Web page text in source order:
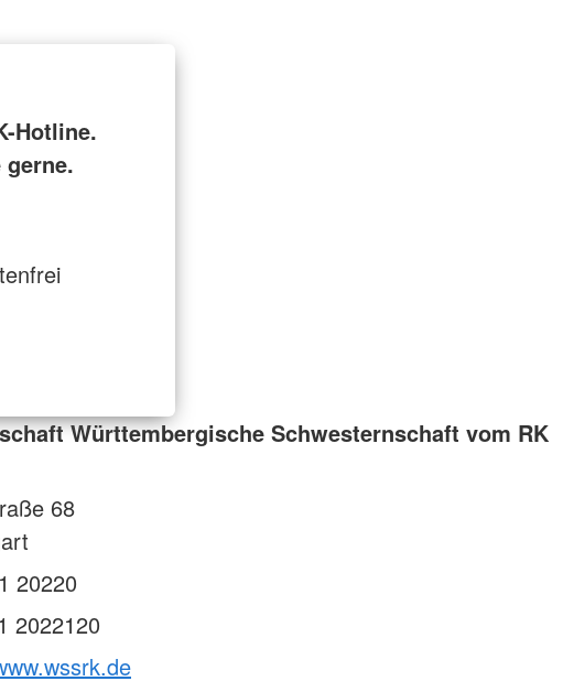
Hotline.
Württembergische Schwesternschaft vom RK
68
20220
2022120